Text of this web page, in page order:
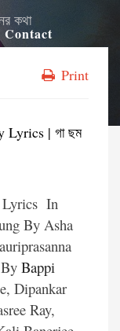
Contact
কথা
Print
| গা ছম
Lyrics In
By Asha
Bappi
Dipankar
Ray,